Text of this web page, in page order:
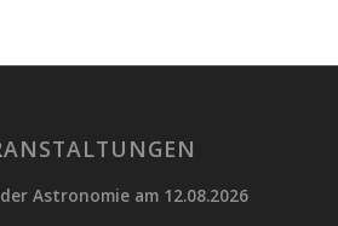
Astronomie am 12.08.2026